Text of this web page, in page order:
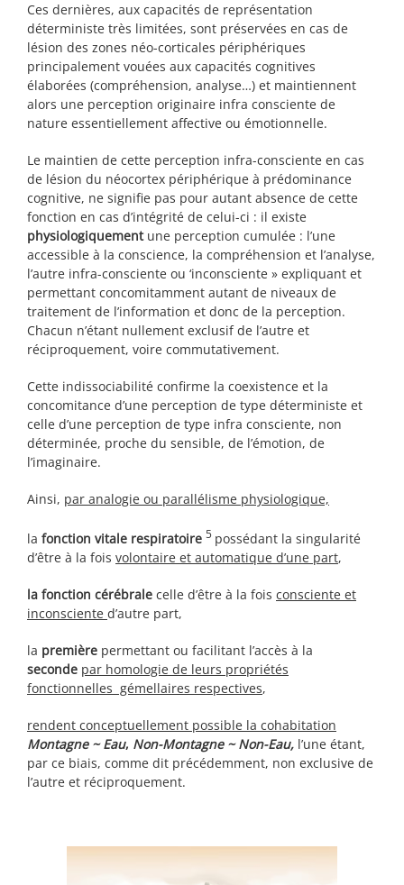
Ces dernières, aux capacités de représentation
déterministe très limitées, sont préservées en cas de
lésion des zones néo-corticales périphériques
principalement vouées aux capacités cognitives
élaborées (compréhension, analyse…) et maintiennent
alors une perception originaire infra consciente de
nature essentiellement affective ou émotionnelle.
Le maintien de cette perception infra-consciente en cas
de lésion du néocortex périphérique à prédominance
cognitive, ne signifie pas pour autant absence de cette
fonction en cas d’intégrité de celui-ci : il existe
physiologiquementune perception cumulée : l’une
accessible à la conscience, la compréhension et l’analyse,
l’autre infra-consciente ou ‘inconsciente » expliquant et
permettant concomitamment autant de niveaux de
traitement de l’information et donc de la perception.
Chacun n’étant nullement exclusif de l’autre et
réciproquement, voire commutativement.
Cette indissociabilité confirme la coexistence et la
concomitance d’une perception de type déterministe et
celle d’une perception de type infra consciente, non
déterminée, proche du sensible, de l’émotion, de
l’imaginaire.
Ainsi, par analogie ou parallélisme physiologique,
la fonction vitale respiratoire 5 possédant la singularité
d’être à la fois volontaire et automatique d’une part,
la fonction cérébrale celle d’être à la fois consciente et
inconsciente d’autre part,
la première permettant ou facilitant l’accès à la
seconde par homologie de leurs propriétés
fonctionnelles gémellaires respectives,
rendent conceptuellement possible la cohabitation
Montagne ~ Eau, Non-Montagne ~ Non-Eau, l’une étant,
par ce biais, comme dit précédemment, non exclusive de
l’autre et réciproquement.